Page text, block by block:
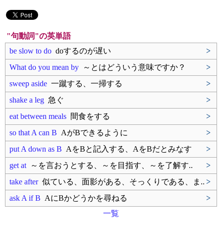
"句動詞"の英単語
be slow to do doするのが遅い
>
What do you mean by ～とはどういう意味ですか？
>
sweep aside 一蹴する、一掃する
>
shake a leg 急ぐ
>
eat between meals 間食をする
>
so that A can B AがBできるように
>
put A down as B AをBと記入する、AをBだとみなす
>
get at ～を言おうとする、～を目指す、～を了解す..
>
take after似ている、面影がある、そっくりである、ま.. >
ask A if B AにBかどうかを尋ねる
>
一覧